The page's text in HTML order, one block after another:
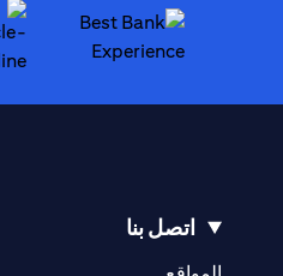
اتصل بنا